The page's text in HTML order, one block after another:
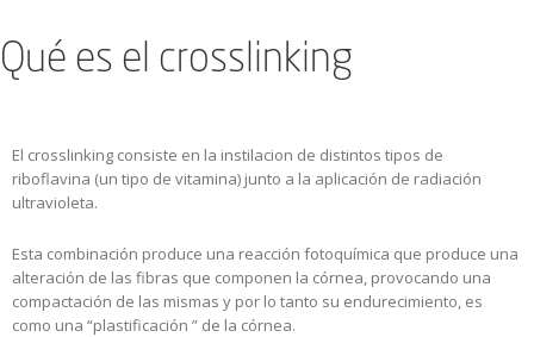
Qué es el crosslinking
El crosslinking consiste en la instilacion de distintos tipos de
riboflavina (un tipo de vitamina) junto a la aplicación de radiación
ultravioleta.
Esta combinación produce una reacción fotoquímica que produce una
alteración de las fibras que componen la córnea, provocando una
compactación de las mismas y por lo tanto su endurecimiento, es
como una “plastificación ” de la córnea.